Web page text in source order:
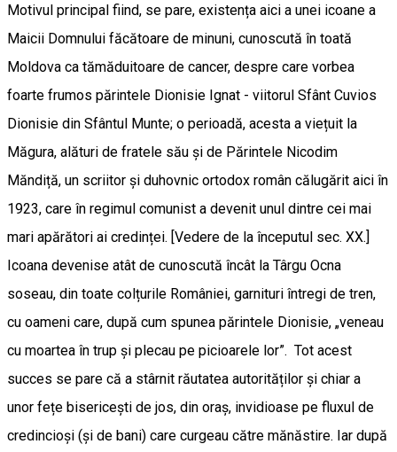
Motivul principal fiind, se pare, existența aici a unei icoane a
Maicii Domnului făcătoare de minuni, cunoscută în toată
Moldova ca tămăduitoare de cancer, despre care vorbea
foarte frumos părintele Dionisie Ignat - viitorul Sfânt Cuvios
Dionisie din Sfântul Munte; o perioadă, acesta a viețuit la
Măgura, alături de fratele său și de Părintele Nicodim
Măndiță, un scriitor și duhovnic ortodox român călugărit aici în
1923, care în regimul comunist a devenit unul dintre cei mai
mari apărători ai credinței. [Vedere de la începutul sec. XX.]
Icoana devenise atât de cunoscută încât la Târgu Ocna
soseau, din toate colțurile României, garnituri întregi de tren,
cu oameni care, după cum spunea părintele Dionisie, „veneau
cu moartea în trup și plecau pe picioarele lor”. Tot acest
succes se pare că a stârnit răutatea autorităților și chiar a
unor fețe bisericești de jos, din oraș, invidioase pe fluxul de
credincioși (și de bani) care curgeau către mănăstire. Iar după